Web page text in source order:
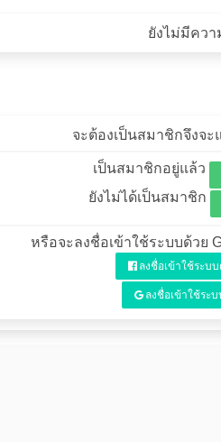
ยังไม่มีคว
จะต้องเป็นสมาชิกจึงจ
เป็นสมาชิกอยู่แล้ว
ยังไม่ได้เป็นสมาชิก
หรือจะลงชื่อเข้าใช้ระบบด้วย
ลงชื่อเข้าใช้ระบ
ลงชื่อเข้าใช้ระ